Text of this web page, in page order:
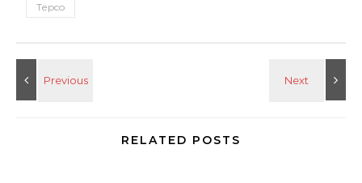
Tepco
RELATED POSTS